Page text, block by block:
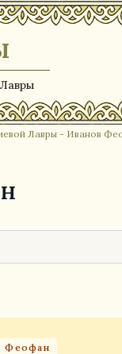
Лавры- Иванов
Феофан